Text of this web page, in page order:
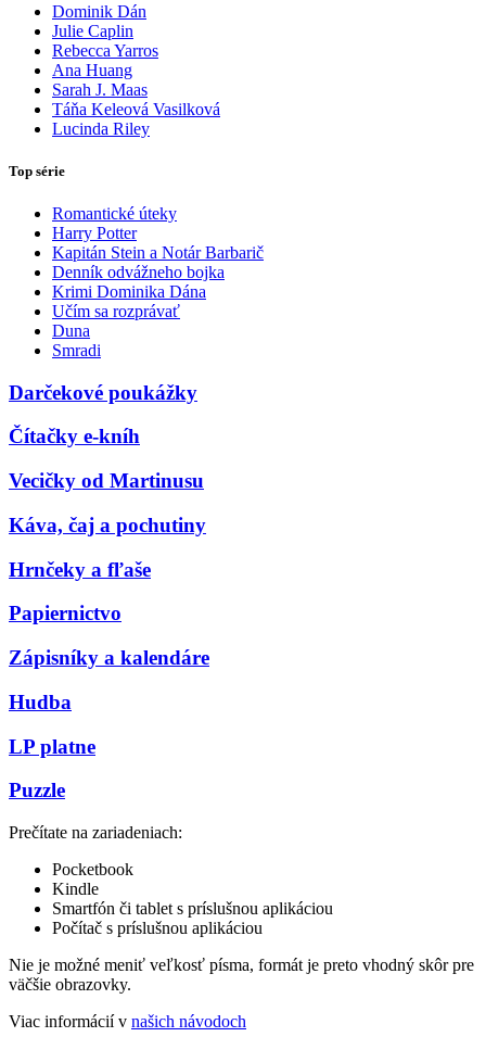
Dominik Dán
Julie Caplin
Rebecca Yarros
Ana Huang
Sarah J. Maas
Táňa Keleová Vasilková
Lucinda Riley
Top série
Romantické úteky
Harry Potter
Kapitán Stein a Notár Barbarič
Denník odvážneho bojka
Krimi Dominika Dána
Učím sa rozprávať
Duna
Smradi
Darčekové poukážky
Čítačky e-kníh
Vecičky od Martinusu
Káva, čaj a pochutiny
Hrnčeky a fľaše
Papiernictvo
Zápisníky a kalendáre
Hudba
LP platne
Puzzle
Prečítate na zariadeniach:
Pocketbook
Kindle
Smartfón či tablet s príslušnou aplikáciou
Počítač s príslušnou aplikáciou
Nie je možné meniť veľkosť písma, formát je preto vhodný skôr pre
väčšie obrazovky.
Viac informácií v našich návodoch